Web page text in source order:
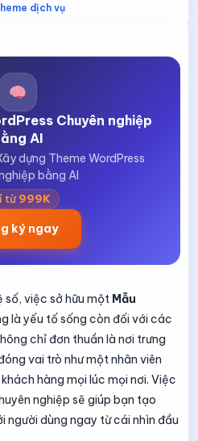
dịch vụ
Chuyên nghiệp
AI
dựng Theme WordPress
bằng AI
từ 999K
ký ngay
số, việc sở hữu một Mẫu
là yếu tố sống còn đối với các
chỉ đơn thuần là nơi trưng
vai trò như một nhân viên
hàng mọi lúc mọi nơi. Việc
nghiệp sẽ giúp bạn tạo
người dùng ngay từ cái nhìn đầu